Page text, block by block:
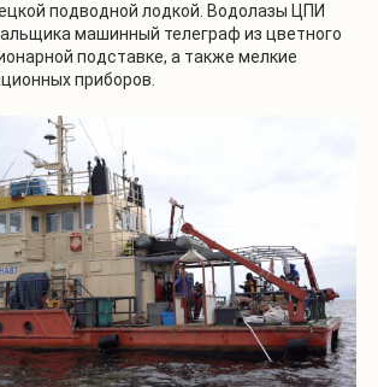
подводной лодкой. Водолазы ЦПИ
машинный телеграф из цветного
подставке, а также мелкие
приборов.